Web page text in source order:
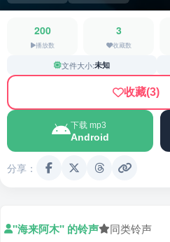
200
播放数
3
收藏数
文件大小:未知
收藏(3)
下载 mp3
Android
分享：
"海来阿木" 的铃声 同类铃声